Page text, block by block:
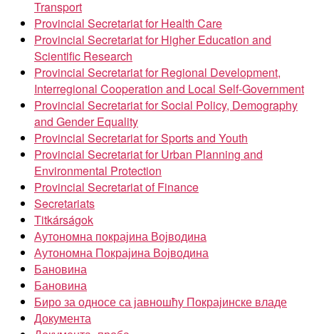
Transport
Provincial Secretariat for Health Care
Provincial Secretariat for Higher Education and
Scientific Research
Provincial Secretariat for Regional Development,
Interregional Cooperation and Local Self-Government
Provincial Secretariat for Social Policy, Demography
and Gender Equality
Provincial Secretariat for Sports and Youth
Provincial Secretariat for Urban Planning and
Environmental Protection
Provincial Secretariat of Finance
Secretariats
Titkárságok
Аутономна покрајина Војводина
Аутономна Покрајина Војводина
Бановина
Бановина
Биро за односе са јавношћу Покрајинске владе
Документа